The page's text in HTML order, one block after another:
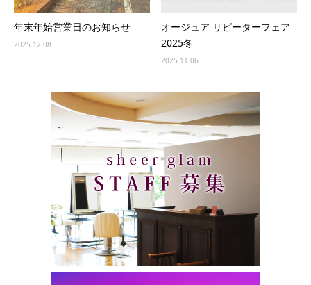
年末年始営業日のお知らせ
2025.12.08
オージュア リピーターフェア
2025冬
2025.11.06